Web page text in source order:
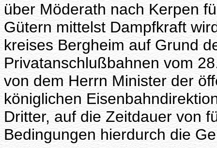
über Möderath nach Kerpen
Gütern mittelst Dampfkraft
kreises Bergheim auf Grund
Privatanschlußbahnen vom
von dem Herrn Minister der
königlichen
Dritter, auf die Zeitdauer von
Bedingungen hierdurch die